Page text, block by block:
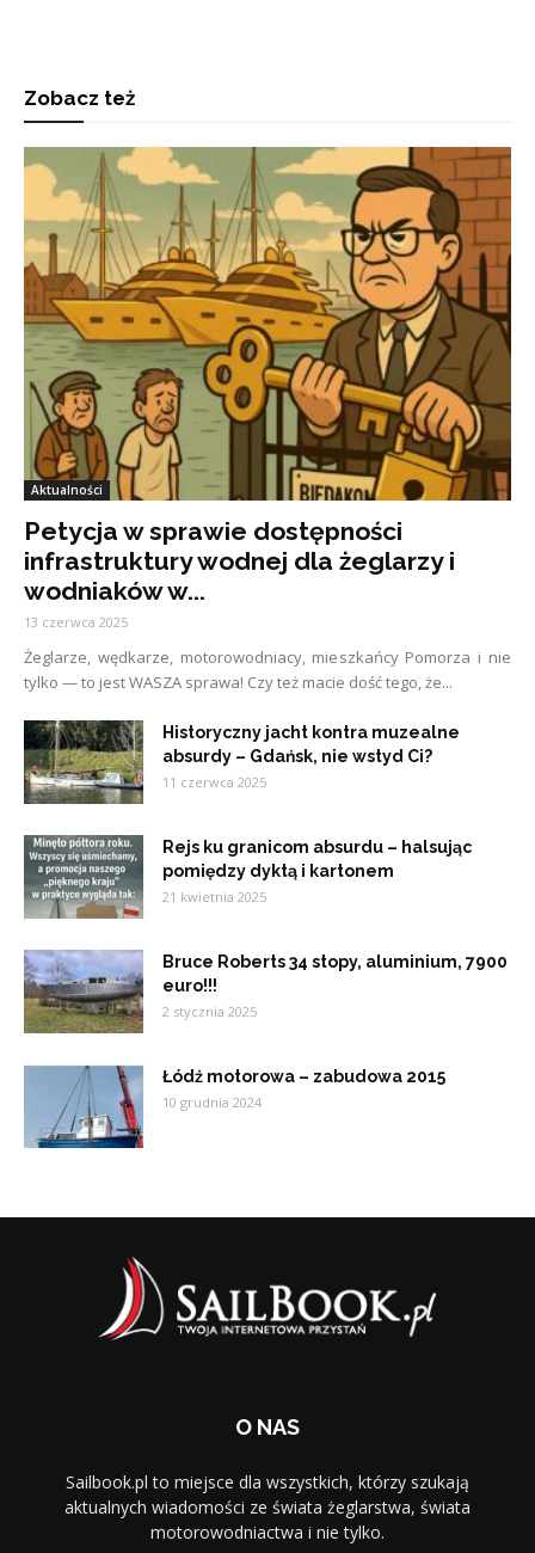
Zobacz też
Aktualności
Petycja w sprawie dostępności
infrastruktury wodnej dla żeglarzy i
wodniaków w...
13 czerwca 2025
Żeglarze, wędkarze, motorowodniacy, mieszkańcy Pomorza i nie
tylko — to jest WASZA sprawa! Czy też macie dość tego, że...
Historyczny jacht kontra muzealne
absurdy – Gdańsk, nie wstyd Ci?
11 czerwca 2025
Rejs ku granicom absurdu – halsując
pomiędzy dyktą i kartonem
21 kwietnia 2025
Bruce Roberts 34 stopy, aluminium, 7900
euro!!!
2 stycznia 2025
Łódź motorowa – zabudowa 2015
10 grudnia 2024
O NAS
Sailbook.pl to miejsce dla wszystkich, którzy szukają
aktualnych wiadomości ze świata żeglarstwa, świata
motorowodniactwa i nie tylko.